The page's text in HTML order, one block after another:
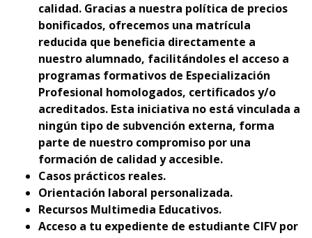
calidad. Gracias a nuestra política de precios
bonificados, ofrecemos una matrícula
reducida que beneficia directamente a
nuestro alumnado, facilitándoles el acceso a
programas formativos de Especialización
Profesional homologados, certificados y/o
acreditados. Esta iniciativa no está vinculada a
ningún tipo de subvención externa, forma
parte de nuestro compromiso por una
formación de calidad y accesible.
Casos prácticos reales.
Orientación laboral personalizada.
Recursos Multimedia Educativos.
Acceso a tu expediente de estudiante CIFV por